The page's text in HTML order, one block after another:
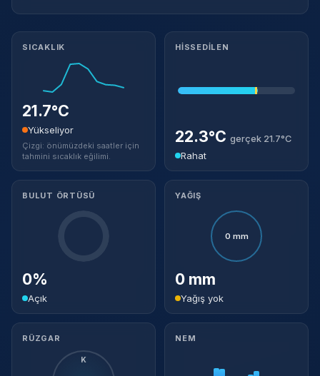
Meteorolojik ayrıntılar
SICAKLIK
21.7°C
Yükseliyor
Çizgi: önümüzdeki saatler için
tahmini sıcaklık eğilimi.
HISSEDILEN
22.3°C gerçek 21.7°C
Rahat
BULUT ÖRTÜSÜ
0%
Açık
YAĞIŞ
0 mm
0 mm
Yağış yok
RÜZGAR
K
NEM